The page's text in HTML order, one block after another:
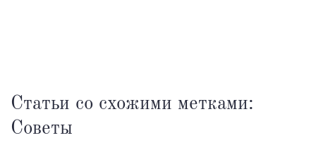
Статьи со схожими метками:
Советы